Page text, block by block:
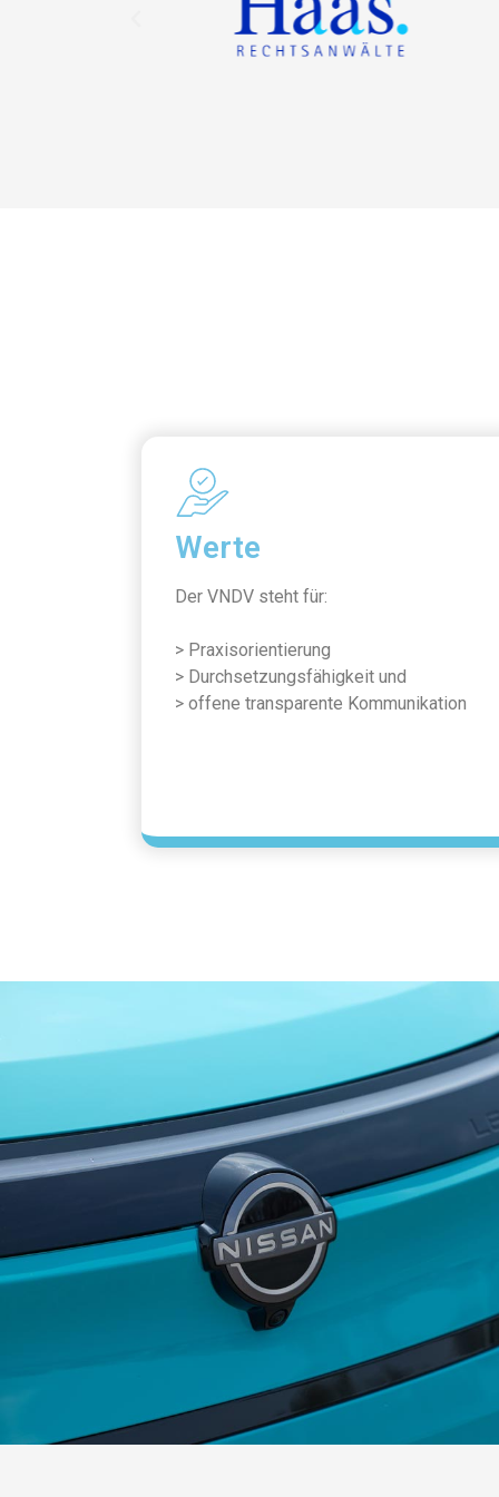
Werte
Der VNDV steht für:
> Praxisorientierung
> Durchsetzungsfähigkeit und
> offene transparente Kommunikation